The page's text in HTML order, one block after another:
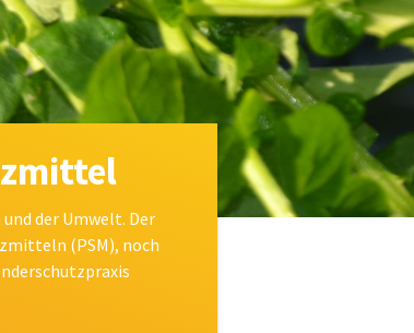
der Umwelt. Der
(PSM), noch